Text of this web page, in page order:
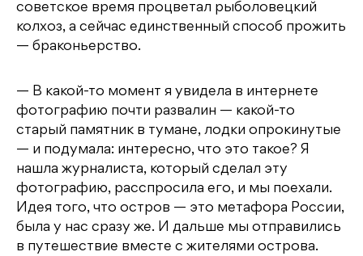
советское время процветал рыболовецкий
колхоз, а сейчас единственный способ прожить
— браконьерство.
— В какой-то момент я увидела в интернете
фотографию почти развалин — какой-то
старый памятник в тумане, лодки опрокинутые
— и подумала: интересно, что это такое? Я
нашла журналиста, который сделал эту
фотографию, расспросила его, и мы поехали.
Идея того, что остров — это метафора России,
была у нас сразу же. И дальше мы отправились
в путешествие вместе с жителями острова.